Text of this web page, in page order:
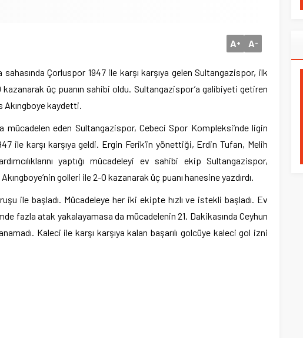
A+ A-
Çorluspor 1947 ile karşı karşıya gelen Sultangazispor, ilk
üç puanın sahibi oldu. Sultangazispor’a galibiyeti getiren
kaydetti.
mücadelen eden Sultangazispor, Cebeci Spor Kompleksi’nde ligin
ile karşı karşıya geldi. Ergin Ferik’in yönettiği, Erdin Tufan, Melih
yaptığı mücadeleyi ev sahibi ekip Sultangazispor,
golleri ile 2-0 kazanarak üç puanı hanesine yazdırdı.
ile başladı. Mücadeleye her iki ekipte hızlı ve istekli başladı. Ev
fazla atak yakalayamasa da mücadelenin 21. Dakikasında Ceyhun
Kaleci ile karşı karşıya kalan başarılı golcüye kaleci gol izni